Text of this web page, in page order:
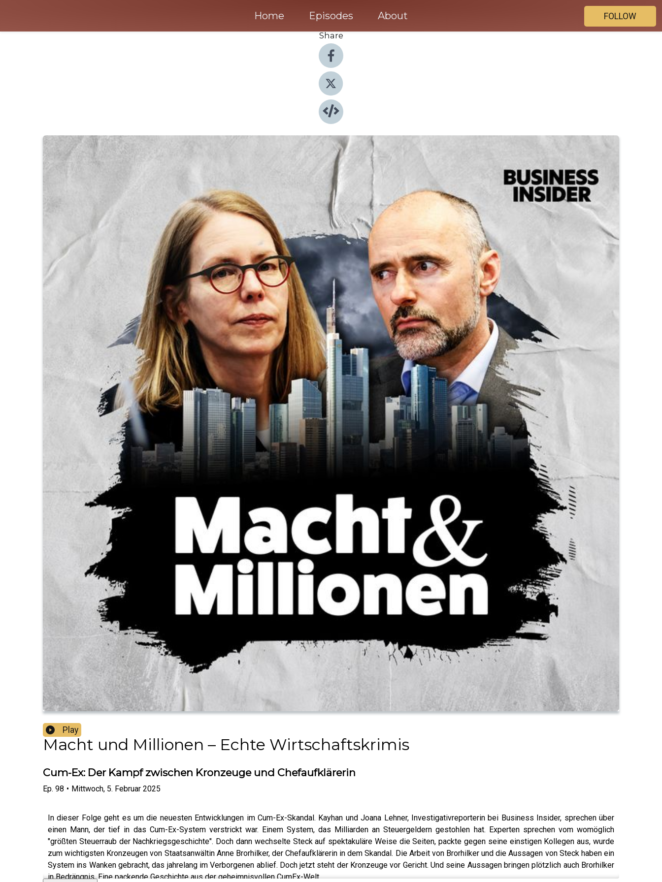
Home Episodes About
FOLLOW
Share
Play
Macht und Millionen – Echte Wirtschaftskrimis
Cum-Ex: Der Kampf zwischen Kronzeuge und Chefaufklärerin
Ep. 98 • Mittwoch, 5. Februar 2025
In dieser Folge geht es um die neuesten Entwicklungen im Cum-Ex-Skandal. Kayhan und Joana Lehner, Investigativreporterin bei Business Insider, sprechen über
einen Mann, der tief in das Cum-Ex-System verstrickt war. Einem System, das Milliarden an Steuergeldern gestohlen hat. Experten sprechen vom womöglich
"größten Steuerraub der Nachkriegsgeschichte". Doch dann wechselte Steck auf spektakuläre Weise die Seiten, packte gegen seine einstigen Kollegen aus, wurde
zum wichtigsten Kronzeugen von Staatsanwältin Anne Brorhilker, der Chefaufklärerin in dem Skandal. Die Arbeit von Brorhilker und die Aussagen von Steck haben ein
System ins Wanken gebracht, das jahrelang im Verborgenen ablief. Doch jetzt steht der Kronzeuge vor Gericht. Und seine Aussagen bringen plötzlich auch Brorhilker
in Bedrängnis. Eine packende Geschichte aus der geheimnisvollen CumEx-Welt.